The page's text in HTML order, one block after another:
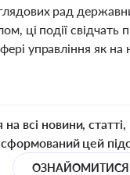
рад
ці події
управління як на
всі новини,
сформований цей
ОЗНАЙОМИТИСЯ